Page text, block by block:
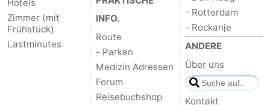
Hotels
Zimmer (mit
Frühstück)
Lastminutes
INFO.
Route
- Parken
Medizin Adressen
Forum
Reisebuchshop
- Rotterdam
- Rockanje
ANDERE
Über uns
Kontakt